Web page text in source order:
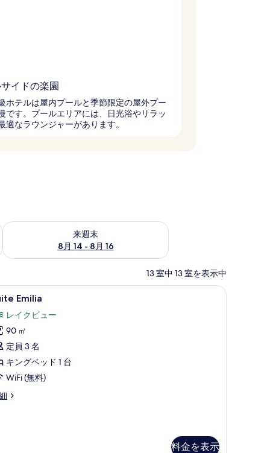
イドの楽園
ホテルは屋内プールと季節限定の屋外プー
です。プールエリアには、日光浴やリラッ
適なラウンジャーがあります。
ク
来週末
8月 14 - 8月 16
来週末 8月 14 - 8月 16 の空室状況をチェック
13 室中 13 室を表示中
Suite Emilia | 高級寝具、羽毛の掛け布団、
5 Emilia
レイクビュー
90 ㎡
定員 3 名
キングベッド 1 台
WiFi (無料)
料金を表示